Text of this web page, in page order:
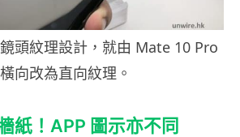
頭紋理設計，就由 Mate 10 Pro
向改為直向紋理。
紙！APP 圖示亦不同